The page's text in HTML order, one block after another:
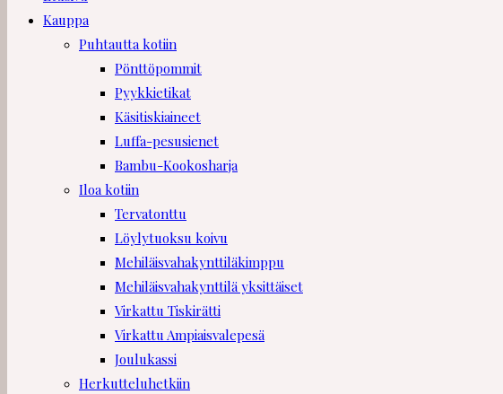
Kauppa
Puhtautta kotiin
Pönttöpommit
Pyykkietikat
Käsitiskiaineet
Luffa-pesusienet
Bambu-Kookosharja
Iloa kotiin
Tervatonttu
Löylytuoksu koivu
Mehiläisvahakynttiläkimppu
Mehiläisvahakynttilä yksittäiset
Virkattu Tiskirätti
Virkattu Ampiaisvalepesä
Joulukassi
Herkutteluhetkiin